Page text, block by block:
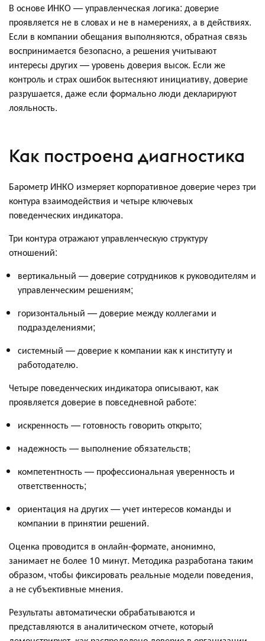
В основе ИНКО — управленческая логика: доверие
проявляется не в словах и не в намерениях, а в действиях.
Если в компании обещания выполняются, обратная связь
воспринимается безопасно, а решения учитывают
интересы других — уровень доверия высок. Если же
контроль и страх ошибок вытесняют инициативу, доверие
разрушается, даже если формально люди декларируют
лояльность.
Как построена диагностика
Барометр ИНКО измеряет корпоративное доверие через три
контура взаимодействия и четыре ключевых
поведенческих индикатора.
Три контура отражают управленческую структуру
отношений:
вертикальный — доверие сотрудников к руководителям и
управленческим решениям;
горизонтальный — доверие между коллегами и
подразделениями;
системный — доверие к компании как к институту и
работодателю.
Четыре поведенческих индикатора описывают, как
проявляется доверие в повседневной работе:
искренность — готовность говорить открыто;
надежность — выполнение обязательств;
компетентность — профессиональная уверенность и
ответственность;
ориентация на других — учет интересов команды и
компании в принятии решений.
Оценка проводится в онлайн-формате, анонимно,
занимает не более 10 минут. Методика разработана таким
образом, чтобы фиксировать реальные модели поведения,
а не субъективные мнения.
Результаты автоматически обрабатываются и
представляются в аналитическом отчете, который